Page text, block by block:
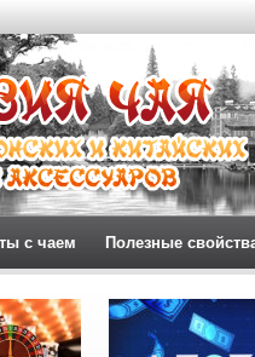
с чаем Полезные